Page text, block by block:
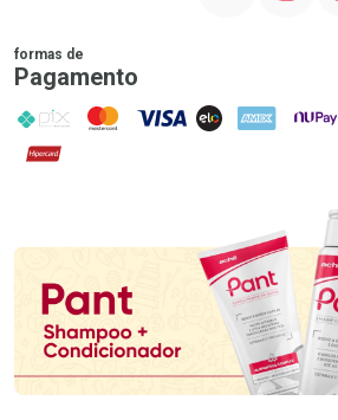
formas de
Pagamento
PIX MasterCard
VISA ELO AMEX NuPay
Hipercard
Promoção em Destaque